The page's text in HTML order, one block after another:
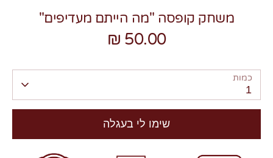
משחק קופסה "מה הייתם מעדיפים"
50.00 ₪
כמות
1
שימו לי בעגלה